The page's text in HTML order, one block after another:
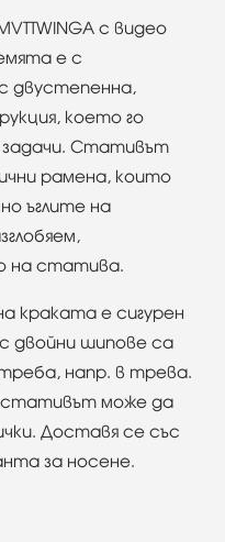
с видео
е с
двустепенна,
което го
задачи. Стативът
рамена, които
ъглите на
на статива.
краката е сигурен
двойни шипове са
напр. в трева.
стативът може да
Доставя се със
за носене.